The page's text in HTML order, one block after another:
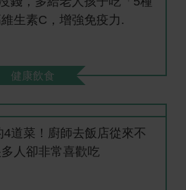
生素C，增強免疫力.
健康飲食
道菜！廚師去飯店從來不
人卻非常喜歡吃